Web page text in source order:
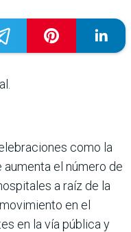
como la
el número de
a raíz de la
en el
en la vía pública y